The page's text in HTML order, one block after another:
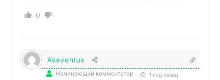
0
Akaventus
Начинающий комментатор 1 год назад